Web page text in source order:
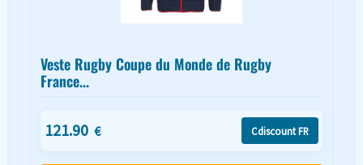
Veste Rugby Coupe du Monde de Rugby
France...
121.90 € Cdiscount FR